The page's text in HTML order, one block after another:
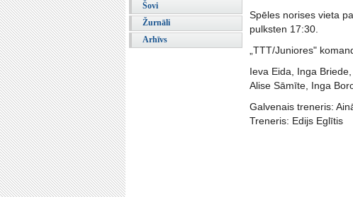
Šovi
Žurnāli
Arhīvs
Spēles norises vieta
pulksten 17:30.
„TTT/Juniores"
Ieva Eida, Inga
Alise Sāmīte, Inga
Galvenais treneris:
Treneris: Edijs Eglītis